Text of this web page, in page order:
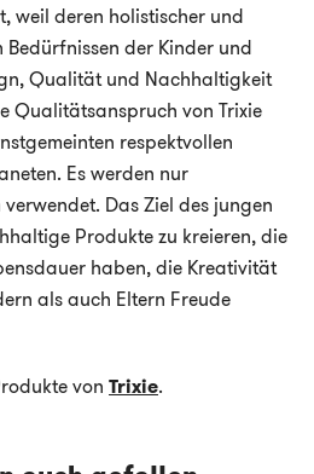
weil deren holistischer und
der Kinder und
Qualität und Nachhaltigkeit
Qualitätsanspruch von Trixie
respektvollen
Es werden nur
Das Ziel des jungen
Produkte zu kreieren, die
haben, die Kreativität
als auch Eltern Freude
von Trixie.